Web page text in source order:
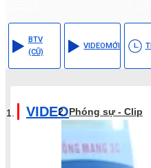
BTV
(CŨ)
VIDEOMỚI
VIDEOPhóng sự - Clip